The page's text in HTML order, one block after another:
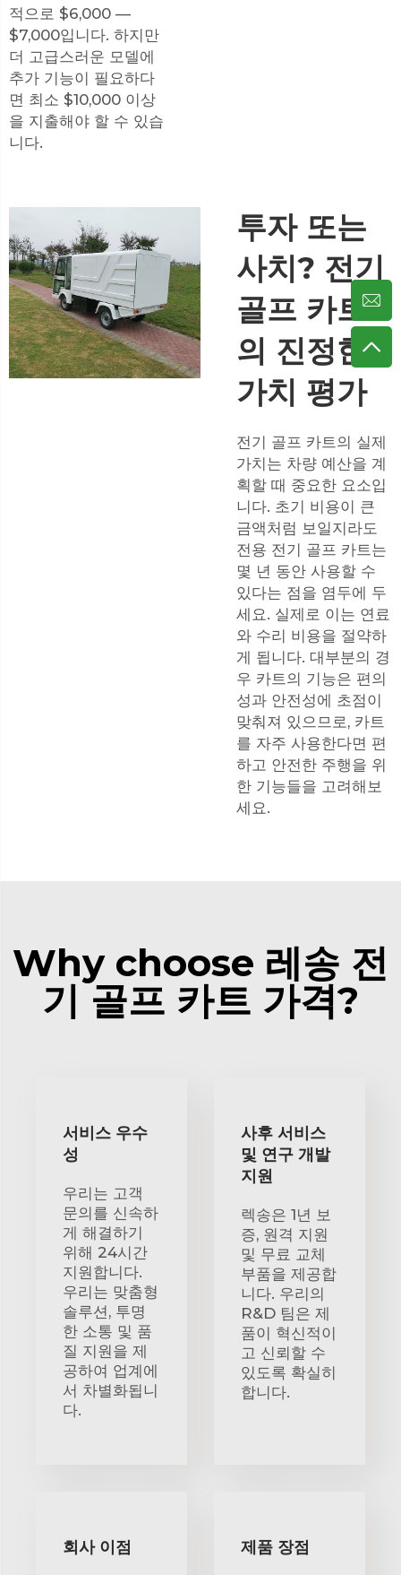
적으로 $6,000 —
$7,000입니다. 하지만
더 고급스러운 모델에
추가 기능이 필요하다
면 최소 $10,000 이상
을 지출해야 할 수 있습
니다.
투자 또는
사치? 전기
골프 카트
의 진정한
가치 평가
전기 골프 카트의 실제
가치는 차량 예산을 계
획할 때 중요한 요소입
니다. 초기 비용이 큰
금액처럼 보일지라도
전용 전기 골프 카트는
몇 년 동안 사용할 수
있다는 점을 염두에 두
세요. 실제로 이는 연료
와 수리 비용을 절약하
게 됩니다. 대부분의 경
우 카트의 기능은 편의
성과 안전성에 초점이
맞춰져 있으므로, 카트
를 자주 사용한다면 편
하고 안전한 주행을 위
한 기능들을 고려해보
세요.
Why choose 레송 전
기 골프 카트 가격?
서비스 우수
성
우리는 고객
문의를 신속하
게 해결하기
위해 24시간
지원합니다.
우리는 맞춤형
솔루션, 투명
한 소통 및 품
질 지원을 제
공하여 업계에
서 차별화됩니
다.
사후 서비스
및 연구 개발
지원
렉송은 1년 보
증, 원격 지원
및 무료 교체
부품을 제공합
니다. 우리의
R&D 팀은 제
품이 혁신적이
고 신뢰할 수
있도록 확실히
합니다.
회사 이점 제품 장점